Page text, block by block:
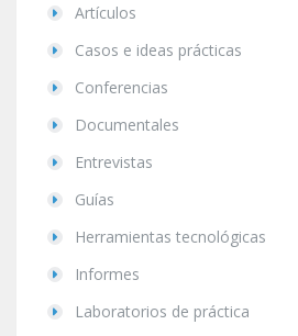
Artículos
Casos e ideas prácticas
Conferencias
Documentales
Entrevistas
Guías
Herramientas tecnológicas
Informes
Laboratorios de práctica